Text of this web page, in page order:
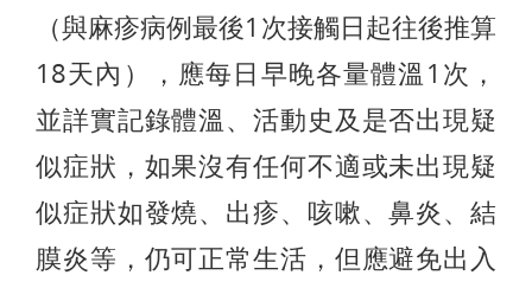
（與麻疹病例最後1次接觸日起往後推算
18天內），應每日早晚各量體溫1次，
並詳實記錄體溫、活動史及是否出現疑
似症狀，如果沒有任何不適或未出現疑
似症狀如發燒、出疹、咳嗽、鼻炎、結
膜炎等，仍可正常生活，但應避免出入